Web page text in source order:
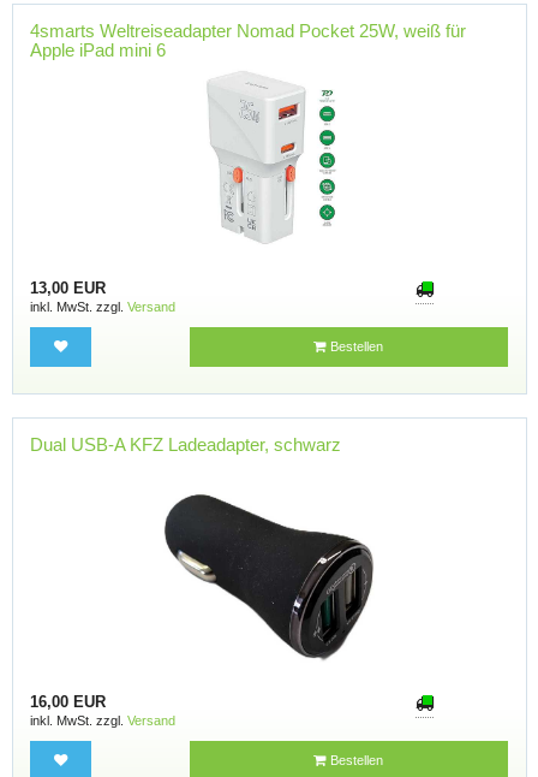
4smarts Weltreiseadapter Nomad Pocket 25W, weiß für
Apple iPad mini 6
13,00 EUR
inkl. MwSt. zzgl. Versand
Bestellen
Dual USB-A KFZ Ladeadapter, schwarz
16,00 EUR
inkl. MwSt. zzgl. Versand
Bestellen